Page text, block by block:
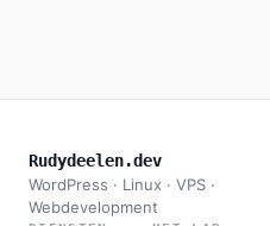
Rudydeelen.dev
WordPress · Linux · VPS ·
Webdevelopment